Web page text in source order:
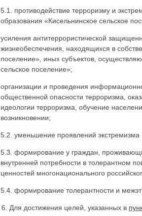
5.1. противодействие терроризму и
образования «Кисельнинское сельское
усиления антитеррористической
жизнеобеспечения, находящихся в
поселение», иных субъектов,
сельское поселение»;
организации и проведения
общественной опасности терроризма,
идеологии терроризма, обучение
возникновении;
5.2. уменьшение проявлений экстремизма
5.3. формирование у граждан,
внутренней потребности в толерантном
ценностей многонационального
5.4. формирование толерантности и
Для достижения целей, указанных в